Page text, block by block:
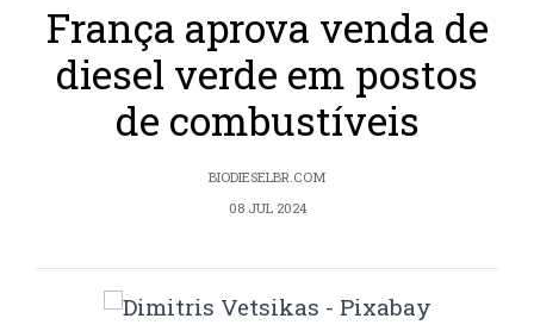
França aprova venda de
diesel verde em postos
de combustíveis
BIODIESELBR.COM
08 JUL 2024